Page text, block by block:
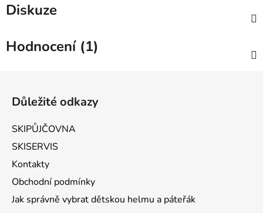
Diskuze
Hodnocení (1)
Důležité odkazy
SKIPŮJČOVNA
SKISERVIS
Kontakty
Obchodní podmínky
Jak správně vybrat dětskou helmu a páteřák